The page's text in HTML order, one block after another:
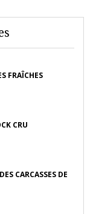
FRAÎCHES
CRU
CARCASSES DE